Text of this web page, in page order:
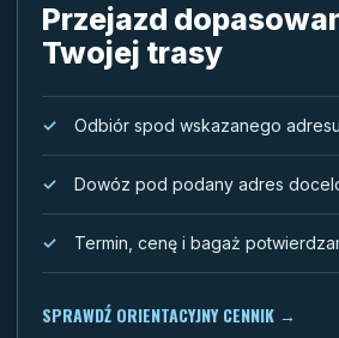
Przejazd
Twojej trasy
Odbiór spod wskazanego adresu
Dowóz pod podany adres
Termin, cenę i bagaż
SPRAWDŹ ORIENTACYJNY CENNIK →